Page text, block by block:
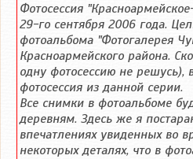
Фотосессия
29-го сентября 2006 года.
фотоальбома "Фотогалерея
Красноармейского района.
одну фотосессию не решусь),
фотосессия из данной серии.
Все снимки в фотоальбоме
деревням. Здесь же я
впечатлениях увиденных во
некоторых деталях, что в